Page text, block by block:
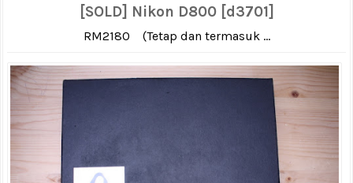
[SOLD] Nikon D800 [d3701]
RM2180 (Tetap dan termasuk ...